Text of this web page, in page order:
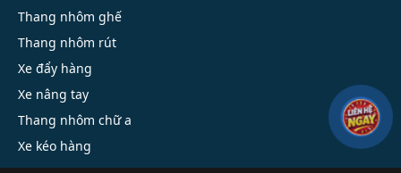
Thang nhôm ghế
Thang nhôm rút
Xe đẩy hàng
Xe nâng tay
Thang nhôm chữ a
Xe kéo hàng